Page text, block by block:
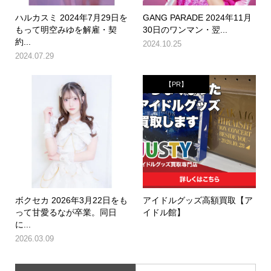
ハルカスミ 2024年7月29日を
もって明空みゆを解雇・契
約...
2024.07.29
GANG PARADE 2024年11月
30日のワンマン・翌...
2024.10.25
ボクセカ 2026年3月22日をも
って甘愛るなが卒業。同日
に...
2026.03.09
【PR】
アイドルグッズ高額買取【ア
イドル館】